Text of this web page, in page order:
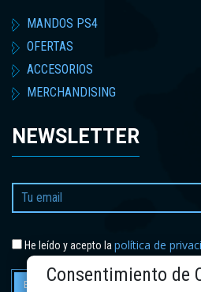
MANDOS PS4
OFERTAS
ACCESORIOS
MERCHANDISING
NEWSLETTER
He leído y acepto lapolítica de
EnviarConsentimiento de